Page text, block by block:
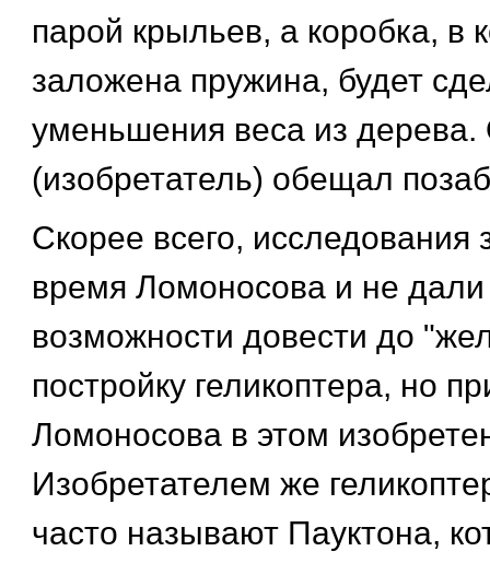
парой крыльев, а коробка, в
заложена пружина, будет
уменьшения веса из дерева.
(изобретатель) обещал
Скорее всего, исследования
время Ломоносова и не
возможности довести до
постройку геликоптера, но
Ломоносова в этом
Изобретателем же
часто называют Пауктона,